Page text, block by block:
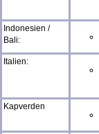
Indonesien /
Bali:
Italien:
Kapverden